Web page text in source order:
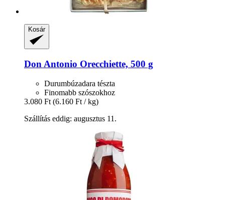
Kosár
Don Antonio Orecchiette, 500 g
Durumbúzadara tészta
Finomabb szószokhoz
3.080 Ft (6.160 Ft / kg)
Szállítás eddig: augusztus 11.